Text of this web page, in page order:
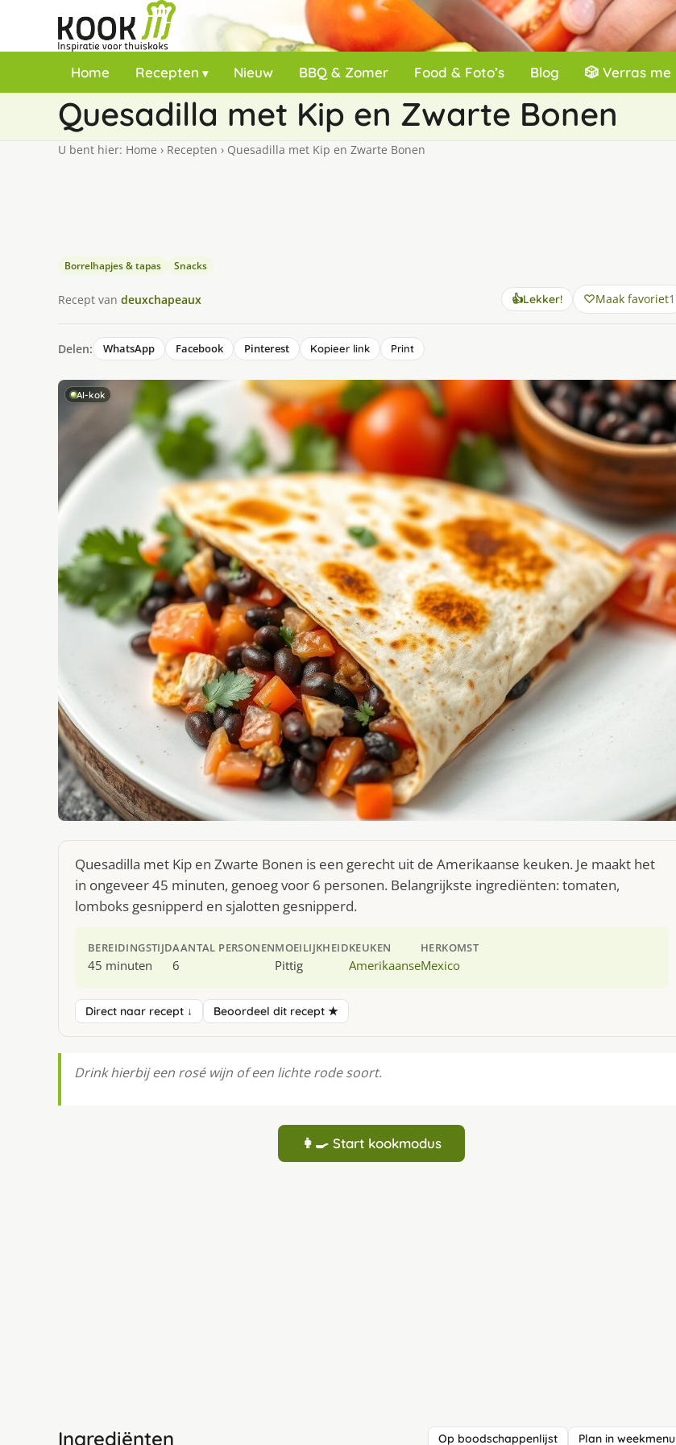
Home Recepten Nieuw BBQ & Zomer Food & Foto’s Blog 🎲 Verras me
Quesadilla met Kip en Zwarte Bonen
U bent hier: Home › Recepten › Quesadilla met Kip en Zwarte Bonen
Borrelhapjes & tapas Snacks
Recept van deuxchapeaux 👍Lekker! Maak favoriet1
Delen: WhatsApp Facebook Pinterest Kopieer link Print
AI-kok
Quesadilla met Kip en Zwarte Bonen is een gerecht uit de Amerikaanse keuken. Je maakt het
in ongeveer 45 minuten, genoeg voor 6 personen. Belangrijkste ingrediënten: tomaten,
lomboks gesnipperd en sjalotten gesnipperd.
BEREIDINGSTIJD
45 minuten
AANTAL PERSONEN
6
MOEILIJKHEID
Pittig
KEUKEN
Amerikaanse
HERKOMST
Mexico
Direct naar recept ↓ Beoordeel dit recept ★
Drink hierbij een rosé wijn of een lichte rode soort.
👩‍🍳 Start kookmodus
Ingrediënten Op boodschappenlijst Plan in weekmenu